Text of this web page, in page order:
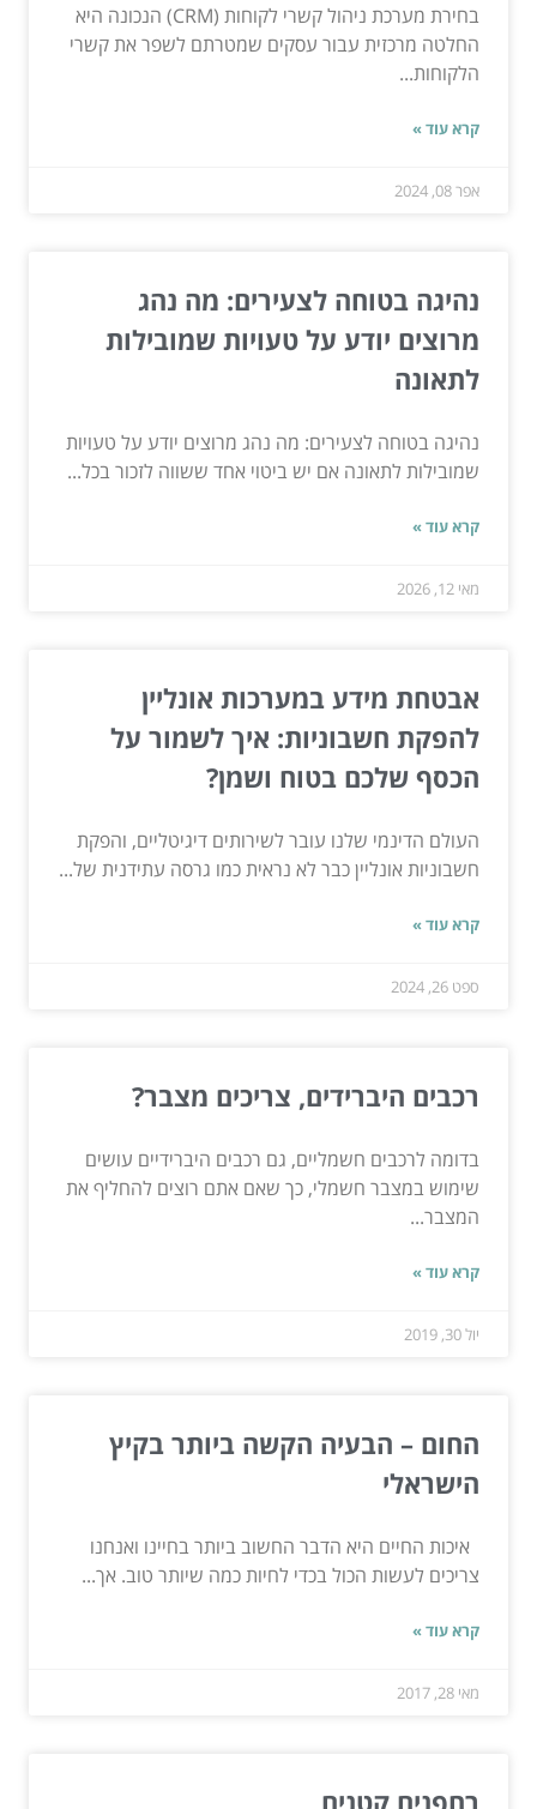
בחירת מערכת ניהול קשרי לקוחות (CRM) הנכונה היא
החלטה מרכזית עבור עסקים שמטרתם לשפר את קשרי
הלקוחות...
קרא עוד »
אפר 08, 2024
נהיגה בטוחה לצעירים: מה נהג
מרוצים יודע על טעויות שמובילות
לתאונה
נהיגה בטוחה לצעירים: מה נהג מרוצים יודע על טעויות
שמובילות לתאונה אם יש ביטוי אחד ששווה לזכור בכל...
קרא עוד »
מאי 12, 2026
אבטחת מידע במערכות אונליין
להפקת חשבוניות: איך לשמור על
הכסף שלכם בטוח ושמן?
העולם הדינמי שלנו עובר לשירותים דיגיטליים, והפקת
חשבוניות אונליין כבר לא נראית כמו גרסה עתידנית של...
קרא עוד »
ספט 26, 2024
רכבים היברידים, צריכים מצבר?
בדומה לרכבים חשמליים, גם רכבים היברידיים עושים
שימוש במצבר חשמלי, כך שאם אתם רוצים להחליף את
המצבר...
קרא עוד »
יול 30, 2019
החום – הבעיה הקשה ביותר בקיץ
הישראלי
איכות החיים היא הדבר החשוב ביותר בחיינו ואנחנו
צריכים לעשות הכול בכדי לחיות כמה שיותר טוב. אך...
קרא עוד »
מאי 28, 2017
רחפנים קטנים